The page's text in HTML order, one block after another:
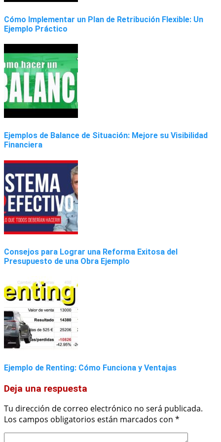
Cómo Implementar un Plan de Retribución Flexible: Un
Ejemplo Práctico
Ejemplos de Balance de Situación: Mejore su Visibilidad
Financiera
Consejos para Lograr una Reforma Exitosa del
Presupuesto de una Obra Ejemplo
Ejemplo de Renting: Cómo Funciona y Ventajas
Deja una respuesta
Tu dirección de correo electrónico no será publicada.
Los campos obligatorios están marcados con *